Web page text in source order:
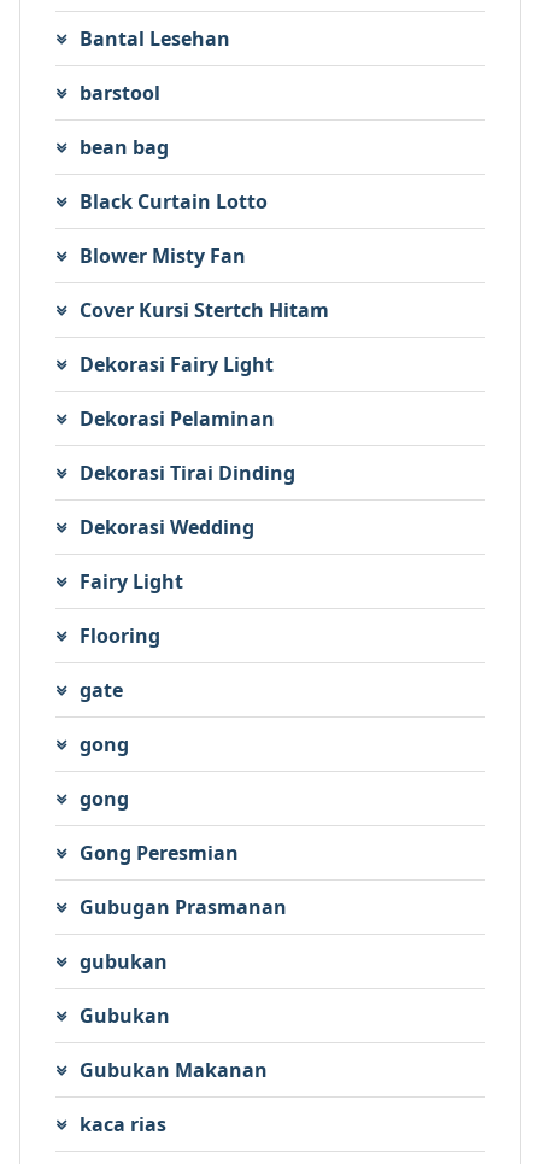
Bantal Lesehan
barstool
bean bag
Black Curtain Lotto
Blower Misty Fan
Cover Kursi Stertch Hitam
Dekorasi Fairy Light
Dekorasi Pelaminan
Dekorasi Tirai Dinding
Dekorasi Wedding
Fairy Light
Flooring
gate
gong
gong
Gong Peresmian
Gubugan Prasmanan
gubukan
Gubukan
Gubukan Makanan
kaca rias